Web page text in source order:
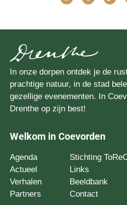
In onze dorpen ontdek je de
prachtige natuur, in de stad
gezellige evenementen. In
Drenthe op zijn best!
Welkom in Coevorden
Agenda
Actueel
Verhalen
Partners
Stichting
Links
Beeldbank
Contact